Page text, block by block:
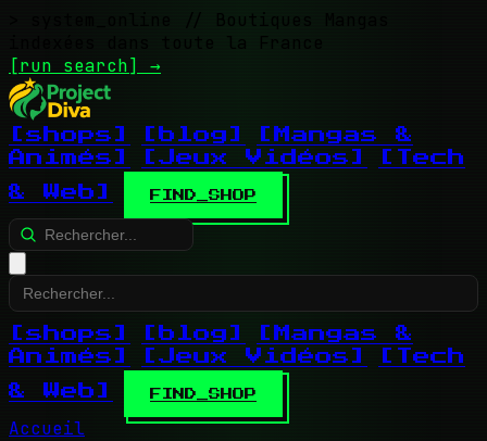
// Boutiques Mangas
indexées dans toute la France
[run search] →
[shops] [blog]
[Mangas &
Animés]
[Jeux Vidéos]
[Tech
& Web]
FIND_SHOP
[shops] [blog]
[Mangas &
Animés]
[Jeux Vidéos]
[Tech
& Web]
FIND_SHOP
Accueil